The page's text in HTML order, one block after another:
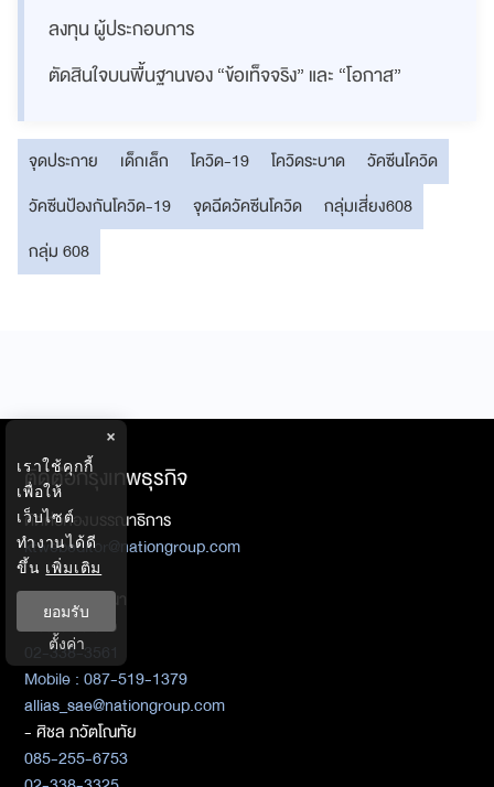
ลงทุน ผู้ประกอบการ
ตัดสินใจบนพื้นฐานของ “ข้อเท็จจริง” และ “โอกาส”
จุดประกาย เด็กเล็ก โควิด-19 โควิดระบาด
วัคซีนโควิด
วัคซีนป้องกันโควิด-19
จุดฉีดวัคซีนโควิด
กลุ่มเสี่ยง608
กลุ่ม 608
ติดต่อกรุงเทพธุรกิจ
ติดต่อกองบรรณาธิการ
ktwebeditor@nationgroup.com
ติดต่อลงโฆษณา
- อัลเลียซ สะอิ
02-338-3561
Mobile : 087-519-1379
allias_sae@nationgroup.com
- ศิชล ภวัตโณทัย
085-255-6753
×
เราใช้คุกกี้
เพื่อให้
เว็บไซต์
ทำงานได้ดี
ขึ้น เพิ่มเติม
ยอมรับ
ตั้งค่า